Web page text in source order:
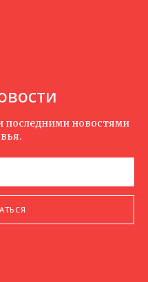
последними новостями